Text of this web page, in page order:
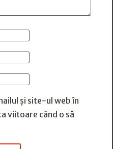
și site-ul web în
viitoare când o să